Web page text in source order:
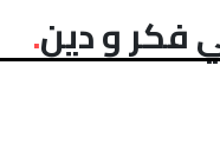
فكر و دين